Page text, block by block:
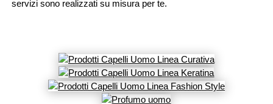
servizi sono realizzati su misura per te.